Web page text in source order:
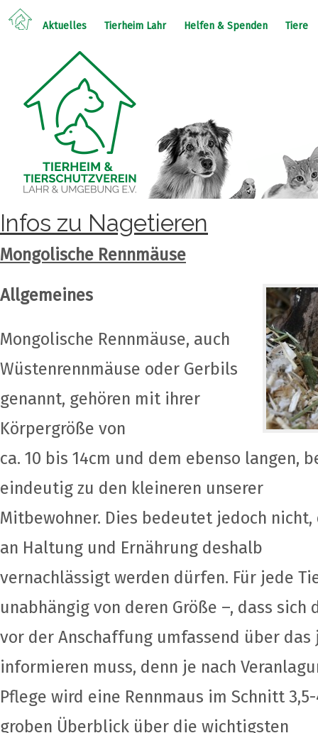
Aktuelles Tierheim Lahr Helfen & Spenden Tiere
Infos zu Nagetieren
Mongolische Rennmäuse
Allgemeines
Mongolische Rennmäuse, auch
Wüstenrennmäuse oder Gerbils
genannt, gehören mit ihrer
Körpergröße von
ca. 10 bis 14cm und dem ebenso langen,
eindeutig zu den kleineren unserer
Mitbewohner. Dies bedeutet jedoch nicht,
an Haltung und Ernährung deshalb
vernachlässigt werden dürfen. Für jede
unabhängig von deren Größe –, dass sich
vor der Anschaffung umfassend über
informieren muss, denn je nach
Pflege wird eine Rennmaus im Schnitt
groben Überblick über die wichtigsten